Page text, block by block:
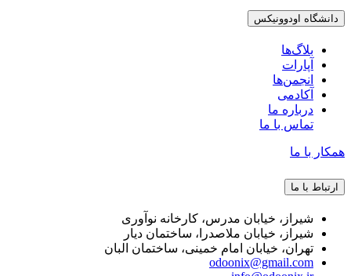
دانشگاه اودوونیکس
بلاگ‌ها
آپارات
انجمن‌ها
آکادمی
درباره ما
تماس با ما
همکار با ما
ارتباط با ما
شیراز، خیابان مدرس، کارخانه نوآوری
شیراز، خیابان ملاصدرا، ساختمان دیار
تهران، خیابان امام خمینی، ساختمان البان
odoonix@gmail.com